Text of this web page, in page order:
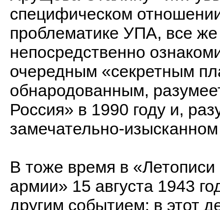
специфическом
проблематике УПА, все
непосредственно
очередным «секретным
обнародованным,
Россия» в 1990 году и,
замечательно-
В тоже время в «Летописи
армии» 15 августа 1943
другим событием: в этот